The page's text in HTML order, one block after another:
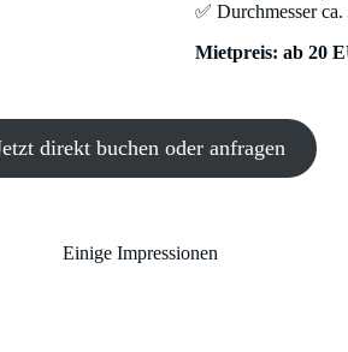
✅ Durchmesser ca.
Mietpreis: ab 20
direkt buchen oder anfragen
Einige Impressionen